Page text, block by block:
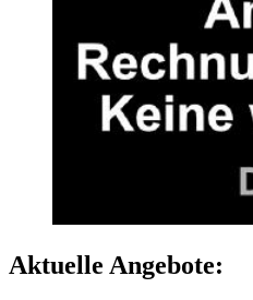
Aktuelle Angebote: